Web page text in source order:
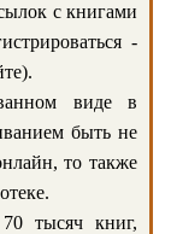
с книгами
-
виде в
быть не
то также
тысяч книг,